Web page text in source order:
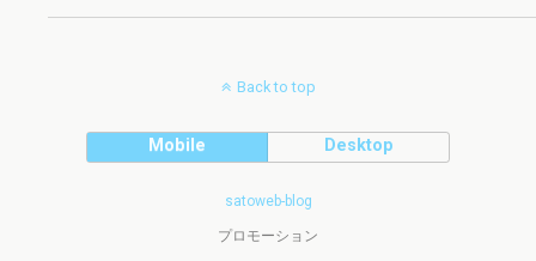
Back to top
Mobile Desktop
satoweb-blog
プロモーション